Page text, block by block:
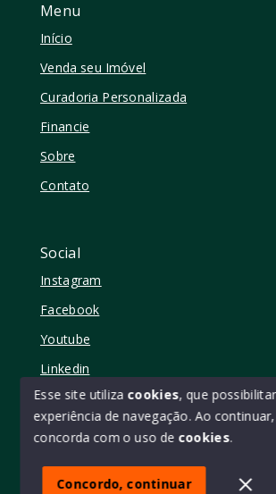
Menu
Início
Venda seu Imóvel
Curadoria Personalizada
Financie
Sobre
Contato
Social
Instagram
Facebook
Youtube
Linkedin
© Copyright 2026 - Elo11 consultoria
SITE PARA IMOBILIARIA
Esse site utiliza cookies, que
experiência de navegação. Ao
concorda com o uso de cookies.
Concordo, continuar